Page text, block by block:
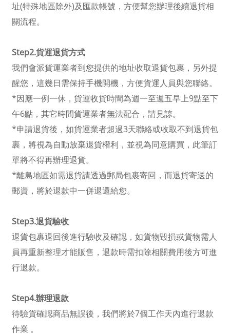
址(特殊地區除外)及匯款帳號，方便幫您辦理後續退貨相
關流程。
Step2.貨運退貨方式
我們會派貨運業者到您提供的地址收取退貨包裹，另外提
醒您，這幾日需保持手機開機，方便貨運人員與您聯絡。
*因應一例一休，貨運收貨時間為週一至週五早上9點至下
午6點，其它時間貨運業者無法配合，請見諒。
*申請退貨後，如貨運業者超過3天聯絡或收取不到退貨包
裹，將視為自動放棄退貨權利，並視為同意購買，此筆訂
單將不得再辦理退貨。
*離島地區如需退貨請透過郵局包裹寄回，而退貨寄送的
郵資，將於退款中一併退還給您。
Step3.退貨驗收
退貨包裹退回後進行驗收及確認，如貨物毀損或貨物需人
員再重新整理才能販售，退款時需扣除相關費用後方可進
行退款。
Step4.辦理退款
待驗貨確認商品無誤後，我們將於7個工作天內進行退款
作業 。